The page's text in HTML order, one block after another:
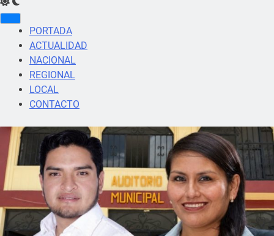
PORTADA
ACTUALIDAD
NACIONAL
REGIONAL
LOCAL
CONTACTO